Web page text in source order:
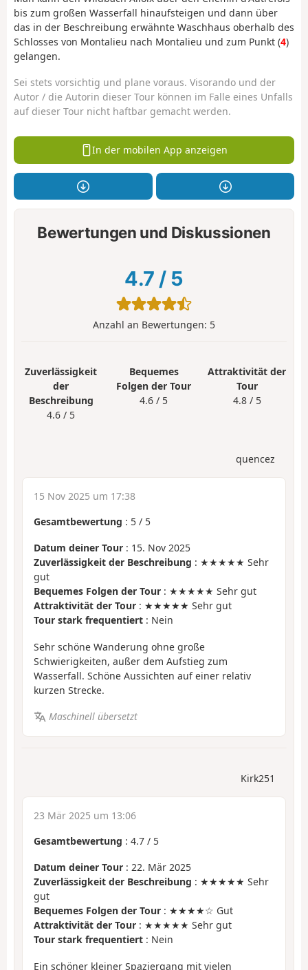
bis zum großen Wasserfall hinaufsteigen und dann über
das in der Beschreibung erwähnte Waschhaus oberhalb des
Schlosses von Montalieu nach Montalieu und zum Punkt (4)
gelangen.
Sei stets vorsichtig und plane voraus. Visorando und der
Autor / die Autorin dieser Tour können im Falle eines Unfalls
auf dieser Tour nicht haftbar gemacht werden.
In der mobilen App anzeigen
Bewertungen und Diskussionen
4.7 / 5
Anzahl an Bewertungen: 5
Zuverlässigkeit
der
Beschreibung
4.6 / 5
Bequemes
Folgen der Tour
4.6 / 5
Attraktivität der
Tour
4.8 / 5
quencez
15 Nov 2025 um 17:38
Gesamtbewertung : 5 / 5
Datum deiner Tour : 15. Nov 2025
Zuverlässigkeit der Beschreibung : ★★★★★ Sehr
gut
Bequemes Folgen der Tour : ★★★★★ Sehr gut
Attraktivität der Tour : ★★★★★ Sehr gut
Tour stark frequentiert : Nein
Sehr schöne Wanderung ohne große
Schwierigkeiten, außer dem Aufstieg zum
Wasserfall. Schöne Aussichten auf einer relativ
kurzen Strecke.
Maschinell übersetzt
Kirk251
23 Mär 2025 um 13:06
Gesamtbewertung : 4.7 / 5
Datum deiner Tour : 22. Mär 2025
Zuverlässigkeit der Beschreibung : ★★★★★ Sehr
gut
Bequemes Folgen der Tour : ★★★★☆ Gut
Attraktivität der Tour : ★★★★★ Sehr gut
Tour stark frequentiert : Nein
Ein schöner kleiner Spaziergang mit vielen